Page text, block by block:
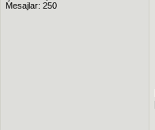
Mesajlar: 250